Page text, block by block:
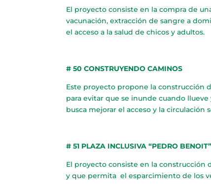
El proyecto consiste en la compra de
vacunación, extracción de sangre a
el acceso a la salud de chicos y adultos.
# 50 CONSTRUYENDO CAMINOS
Este proyecto propone la construcción
para evitar que se inunde cuando
busca mejorar el acceso y la
# 51 PLAZA INCLUSIVA “PEDRO BENOIT”
El proyecto consiste en la construcción
y que permita el esparcimiento de los